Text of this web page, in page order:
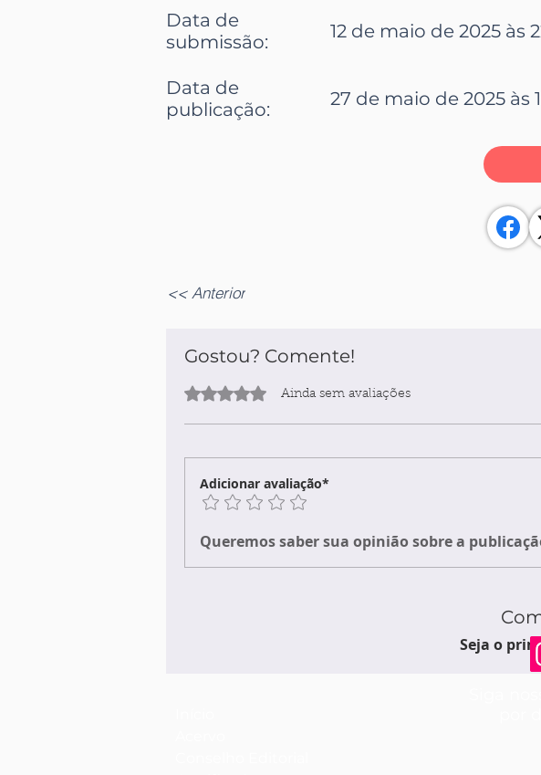
Data de
submissão: 12 de maio de 2025 às
Data de
publicação: 27 de maio de 2025 às
<< Anterior
Gostou? Comente!
Avaliado com 0 de 5 estrelas.Ainda sem avaliações
Adicionar avaliação*
Queremos saber sua opinião sobre a
Seja o